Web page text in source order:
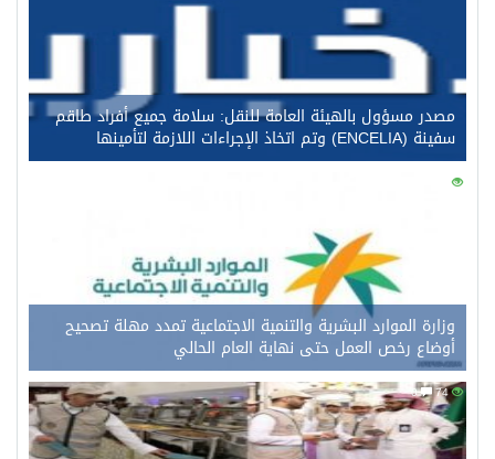
مصدر مسؤول بالهيئة العامة للنقل: سلامة جميع أفراد طاقم
سفينة (ENCELIA) وتم اتخاذ الإجراءات اللازمة لتأمينها
94
وزارة الموارد البشرية والتنمية الاجتماعية تمدد مهلة تصحيح
أوضاع رخص العمل حتى نهاية العام الحالي
74
0